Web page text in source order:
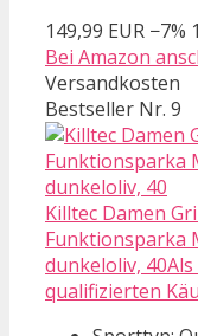
149,99 EUR −7%
Bei Amazon
Versandkosten
Bestseller Nr. 9
Killtec Damen
Funktionsparka
dunkeloliv,
qualifizierten